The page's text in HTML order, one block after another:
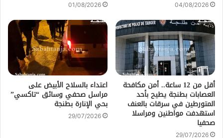
04/08/2026
01/08/2026
أقل من 12 ساعة.. أمن مكافحة
العصابات بطنجة يطيح بأحد
المتورطين في سرقات بالعنف
استهدفت مواطنين ومراسلا
صحفيا
29/07/2026
اعتداء بالسلاح الأبيض على
مراسل صحفي وسائق “تاكسي”
بحي الإنارة بطنجة
29/07/2026